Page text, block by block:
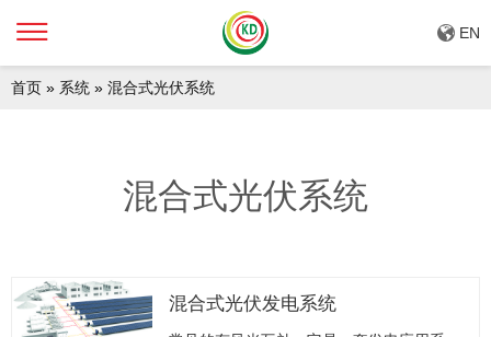
EN
首页 » 系统 » 混合式光伏系统
混合式光伏系统
混合式光伏发电系统